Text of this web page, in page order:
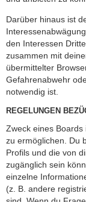
Darüber hinaus ist
den Interessen
zusammen mit
übermittelter
Gefahrenabwehr
notwendig ist.
REGELUNGEN
Zweck eines
zu ermöglichen. Du
Profils und die von
zugänglich sein
einzelne
(z. B. andere